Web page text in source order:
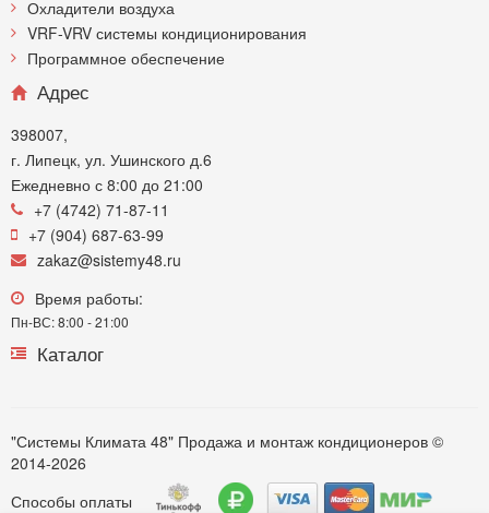
Охладители воздуха
VRF-VRV системы кондиционирования
Программное обеспечение
Адрес
398007,
г. Липецк, ул. Ушинского д.6
Ежедневно с 8:00 до 21:00
+7 (4742) 71-87-11
+7 (904) 687-63-99
zakaz@sistemy48.ru
Время работы:
Пн-ВС: 8:00 - 21:00
Каталог
"Системы Климата 48" Продажа и монтаж кондиционеров ©
2014-2026
Способы оплаты